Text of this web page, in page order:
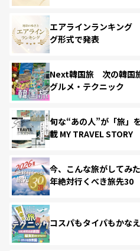
エアラインランキング
グ形式で発表
Next韓国旅 次の韓国
グルメ・テクニック
旬な“あの人”が「旅」
載 MY TRAVEL STORY
今、こんな旅がしてみ
年絶対行くべき旅先30
コスパもタイパもかな